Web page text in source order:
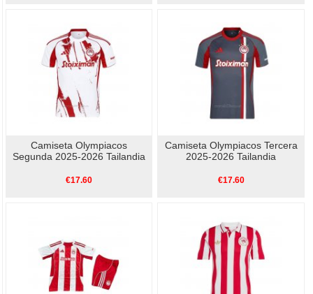
Camiseta Olympiacos
Segunda 2025-2026 Tailandia
€17.60
Camiseta Olympiacos Tercera
2025-2026 Tailandia
€17.60